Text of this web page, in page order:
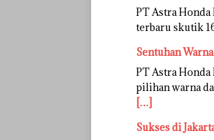
PT Astra
terbaru skutik
Sentuhan
PT Astra
pilihan warna
[…]
Sukses di